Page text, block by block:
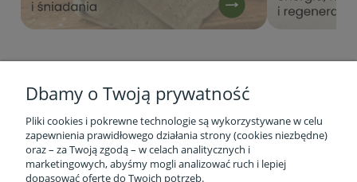
Informacje o firmie
Dbamy o Twoją prywatność
Pliki cookies i pokrewne technologie są wykorzystywane w celu
zapewnienia prawidłowego działania strony (cookies niezbędne)
oraz – za Twoją zgodą – w celach analitycznych i
marketingowych, abyśmy mogli analizować ruch i lepiej
dopasować ofertę do Twoich potrzeb.